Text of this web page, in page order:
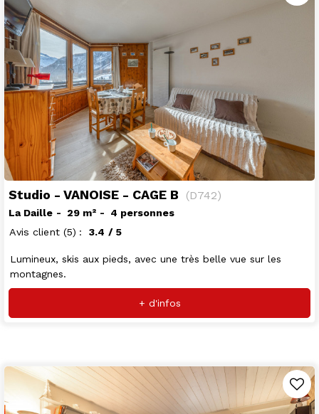
Studio - VANOISE - CAGE B (D742)
La Daille 29 m²
4 personnes
Avis client (5) 3.4 / 5
Lumineux, skis aux pieds, avec une très belle vue sur les
montagnes.
+ d'infos